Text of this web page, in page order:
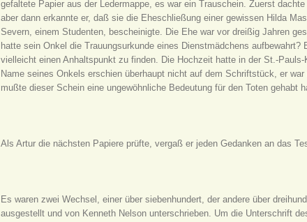
gefaltete Papier aus der Ledermappe, es war ein Trauschein. Zuerst
aber dann erkannte er, daß sie die Eheschließung einer gewissen Hilda
Severn, einem Studenten, bescheinigte. Die Ehe war vor dreißig Jahren
hatte sein Onkel die Trauungsurkunde eines Dienstmädchens
vielleicht einen Anhaltspunkt zu finden. Die Hochzeit hatte in der St.-
Name seines Onkels erschien überhaupt nicht auf dem Schriftstück, er
mußte dieser Schein eine ungewöhnliche Bedeutung für den Toten gehabt
Als Artur die nächsten Papiere prüfte, vergaß er jeden Gedanken an das
Es waren zwei Wechsel, einer über siebenhundert, der andere über
ausgestellt und von Kenneth Nelson unterschrieben. Um die Unterschrift